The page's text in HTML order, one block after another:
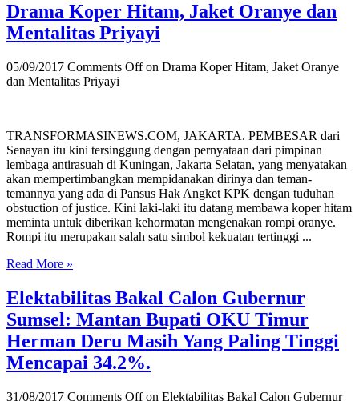
Drama Koper Hitam, Jaket Oranye dan
Mentalitas Priyayi
05/09/2017 Comments Offon Drama Koper Hitam, Jaket Oranye
dan Mentalitas Priyayi
TRANSFORMASINEWS.COM, JAKARTA. PEMBESAR dari
Senayan itu kini tersinggung dengan pernyataan dari pimpinan
lembaga antirasuah di Kuningan, Jakarta Selatan, yang menyatakan
akan mempertimbangkan mempidanakan dirinya dan teman-
temannya yang ada di Pansus Hak Angket KPK dengan tuduhan
obstuction of justice. Kini laki-laki itu datang membawa koper hitam
meminta untuk diberikan kehormatan mengenakan rompi oranye.
Rompi itu merupakan salah satu simbol kekuatan tertinggi ...
Read More »
Elektabilitas Bakal Calon Gubernur
Sumsel: Mantan Bupati OKU Timur
Herman Deru Masih Yang Paling Tinggi
Mencapai 34.2%.
31/08/2017 Comments Offon Elektabilitas Bakal Calon Gubernur